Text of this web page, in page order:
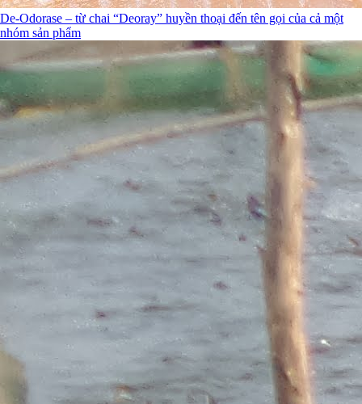
De-Odorase – từ chai “Deoray” huyền thoại đến tên gọi của cả một
nhóm sản phẩm